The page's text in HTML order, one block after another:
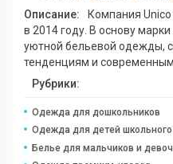
Описание:
Компания
в 2014 году. В основу
уютной бельевой одежды,
тенденциям и современным
Рубрики:
Одежда для дошкольников
Одежда для детей школьного
Белье для мальчиков и